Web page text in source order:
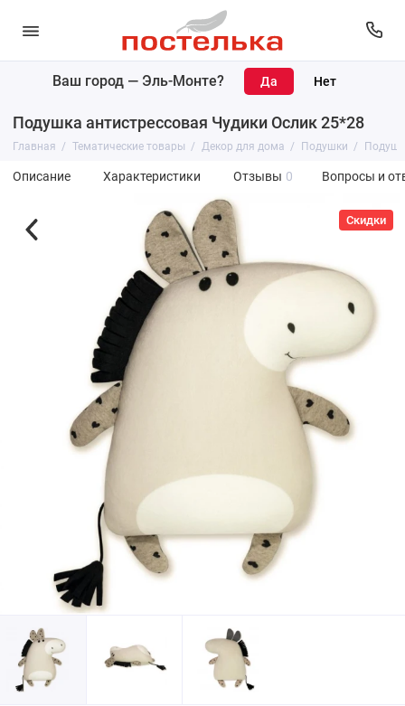
Ваш город — Эль-Монте?
Подушка антистрессовая Чудики Ослик 25*28
Главная Тематические товары Декор для дома Подушки
Описание Характеристики Отзывы 0 Вопросы и
Скидки